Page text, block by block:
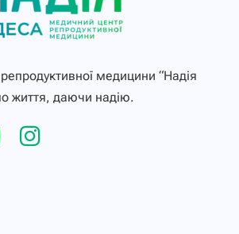
медицини “Надія
життя, даючи надію.